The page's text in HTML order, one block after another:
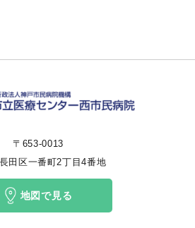
〒653-0013
田区一番町2丁目4番地
地図で見る